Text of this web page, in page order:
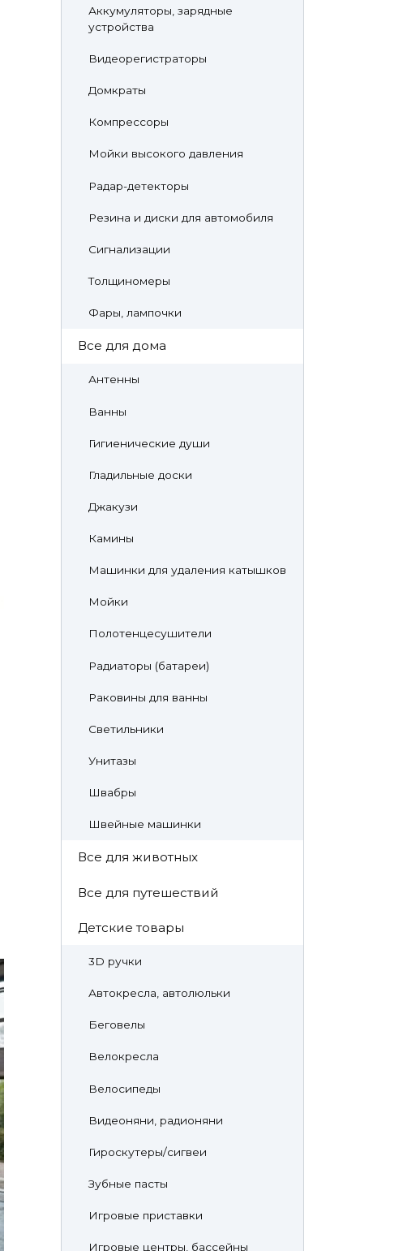
Аккумуляторы, зарядные
устройства
Видеорегистраторы
Домкраты
Компрессоры
Мойки высокого давления
Радар-детекторы
Резина и диски для автомобиля
Сигнализации
Толщиномеры
Фары, лампочки
Все для дома
Антенны
Ванны
Гигиенические души
Гладильные доски
Джакузи
Камины
Машинки для удаления катышков
Мойки
Полотенцесушители
Радиаторы (батареи)
Раковины для ванны
Светильники
Унитазы
Швабры
Швейные машинки
Все для животных
Все для путешествий
Детские товары
3D ручки
Автокресла, автолюльки
Беговелы
Велокресла
Велосипеды
Видеоняни, радионяни
Гироскутеры/сигвеи
Зубные пасты
Игровые приставки
Игровые центры, бассейны